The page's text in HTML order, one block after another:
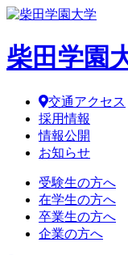
柴田学園
交通アクセス
採用情報
情報公開
お知らせ
受験生の方へ
在学生の方へ
卒業生の方へ
企業の方へ